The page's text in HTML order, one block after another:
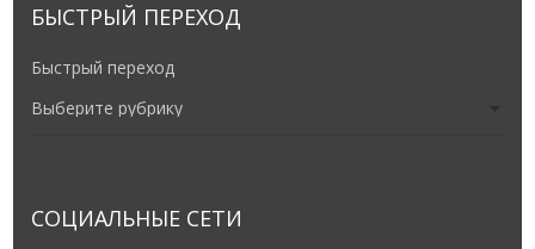
БЫСТРЫЙ ПЕРЕХОД
Быстрый переход
СОЦИАЛЬНЫЕ СЕТИ